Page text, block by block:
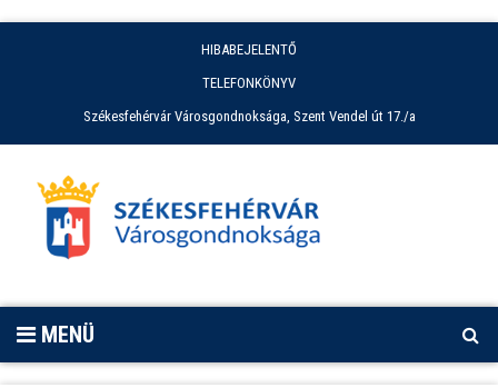
HIBABEJELENTŐ
TELEFONKÖNYV
Székesfehérvár Városgondnoksága, Szent Vendel út 17./a
MENÜ